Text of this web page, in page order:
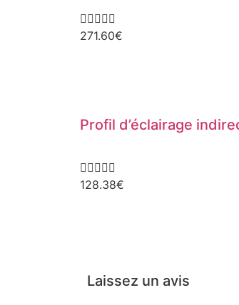

271.60€
Profil d’éclairage

128.38€
Laissez un avis